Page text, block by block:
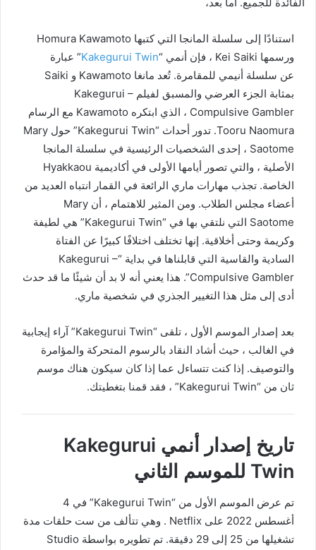
استنادًا إلى سلسلة المانجا التي كتبها Homura Kawamoto
ورسمها Kei Saiki ، فإن أنمي “
Kakegurui Twin” عبارة
عن سلسلة أنيمي للمقامرة. تُعد مانغا Kawamoto و Saiki
بمثابة الجزء العرضي والمسبق لفيلم Kakegurui –
Compulsive Gambler ، الذي ابتكره Kawamoto مع الرسام
Tooru Naomura. تدور أحداث “Kakegurui Twin” حول Mary
Saotome ، إحدى الشخصيات الرئيسية في سلسلة المانجا
الأصلية ، والتي تصور أيامها الأولى في أكاديمية Hyakkaou
الخاصة. تجذب مهارات ماري الرائعة في القمار انتباه العديد من
أعضاء مجلس الطلاب. ومن المثير للاهتمام ، أن Mary
Saotome التي نلتقي بها في “Kakegurui Twin” هي لطيفة
وكريمة وحتى أخلاقية. إنها تختلف اختلافًا كبيرًا عن الفتاة
السادية والقاسية التي قابلناها في بداية “Kakegurui –
Compulsive Gambler”. هذا يعني أنه لا بد أن شيئًا ما قد حدث
أدى إلى مثل هذا التغيير الجذري في شخصية ماري.
بعد إصدار الموسم الأول ، تلقى “Kakegurui Twin” آراء إيجابية
في الغالب ، حيث أشاد النقاد بالرسوم المتحركة والمؤامرة
والتوصيف. إذا كنت تتساءل عما إذا كان سيكون هناك موسم
ثان من “Kakegurui Twin” ، فقد قمنا بتغطيتك.
تاريخ إصدار أنمي Kakegurui
Twin للموسم الثاني
تم عرض الموسم الأول من “Kakegurui Twin” في 4
أغسطس 2022 على Netflix . وهي تتألف من ست حلقات مدة
تشغيلها من 25 إلى 29 دقيقة. تم تطويره بواسطة Studio